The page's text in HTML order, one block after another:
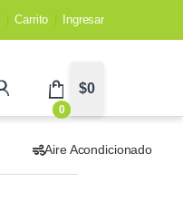
Carrito Ingresar
0
$0
Aire Acondicionado